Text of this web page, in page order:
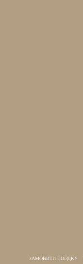
ЗАМОВИТИ ПОЇЗДКУ